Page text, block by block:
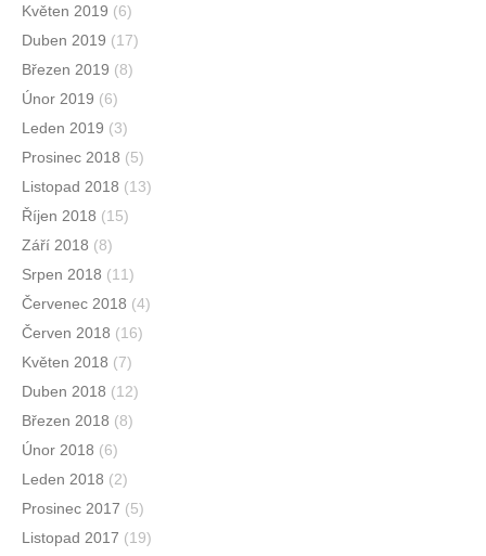
Květen 2019 (6)
Duben 2019 (17)
Březen 2019 (8)
Únor 2019 (6)
Leden 2019 (3)
Prosinec 2018 (5)
Listopad 2018 (13)
Říjen 2018 (15)
Září 2018 (8)
Srpen 2018 (11)
Červenec 2018 (4)
Červen 2018 (16)
Květen 2018 (7)
Duben 2018 (12)
Březen 2018 (8)
Únor 2018 (6)
Leden 2018 (2)
Prosinec 2017 (5)
Listopad 2017 (19)